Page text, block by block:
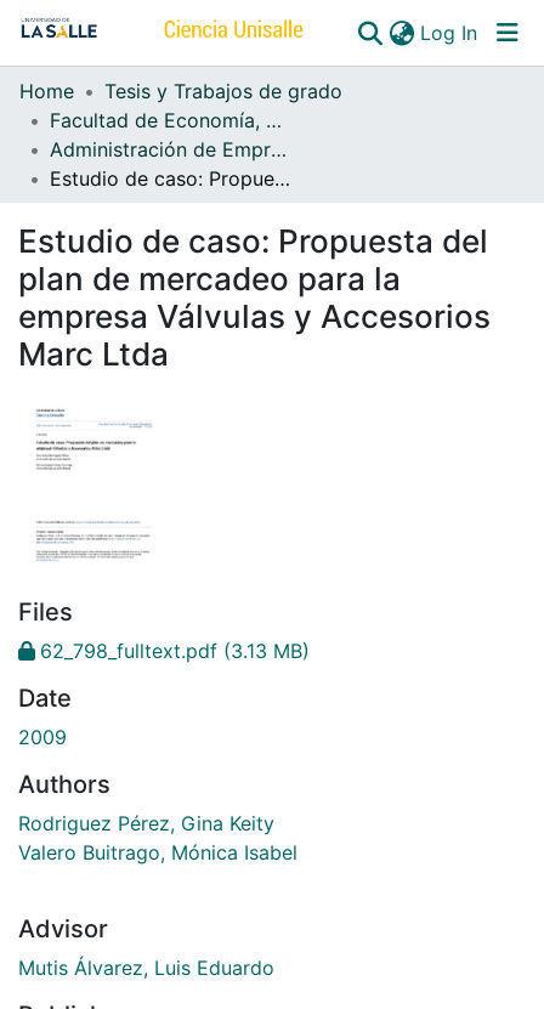
Log In
Communities & Collections
All of DSpace
Home
Tesis y Trabajos de grado
Facultad de Economía, Empresa y Desarrollo Sostenible - FEEDS
Administración de Empresas
Estudio de caso: Propuesta del plan de mercadeo para la empresa Válvulas y Accesorios Marc Ltda
Estudio de caso: Propuesta del
plan de mercadeo para la
empresa Válvulas y Accesorios
Marc Ltda
Files
62_798_fulltext.pdf (3.13 MB)
Date
2009
Authors
Rodriguez Pérez, Gina Keity
Valero Buitrago, Mónica Isabel
Advisor
Mutis Álvarez, Luis Eduardo